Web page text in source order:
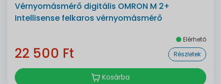
Vérnyomásmérő digitális OMRON M 2+
Intellisense felkaros vérnyomásmérő
Elérhető
22 500 Ft Részletek
Kosárba